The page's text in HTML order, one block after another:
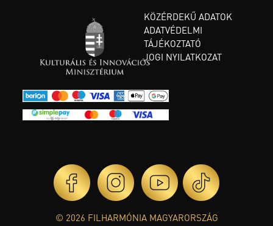
KÖZÉRDEKŰ ADATOK
ADATVÉDELMI
TÁJÉKOZTATÓ
JOGI NYILATKOZAT
© 2026 FILHARMÓNIA MAGYARORSZÁG